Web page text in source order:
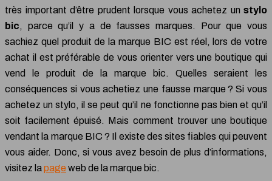
très important d’être prudent lorsque vous achetez un stylo
bic, parce qu’il y a de fausses marques. Pour que vous
sachiez quel produit de la marque BIC est réel, lors de votre
achat il est préférable de vous orienter vers une boutique qui
vend le produit de la marque bic. Quelles seraient les
conséquences si vous achetiez une fausse marque ? Si vous
achetez un stylo, il se peut qu’il ne fonctionne pas bien et qu’il
soit facilement épuisé. Mais comment trouver une boutique
vendant la marque BIC ? Il existe des sites fiables qui peuvent
vous aider. Donc, si vous avez besoin de plus d’informations,
visitez lapage web de la marque bic.